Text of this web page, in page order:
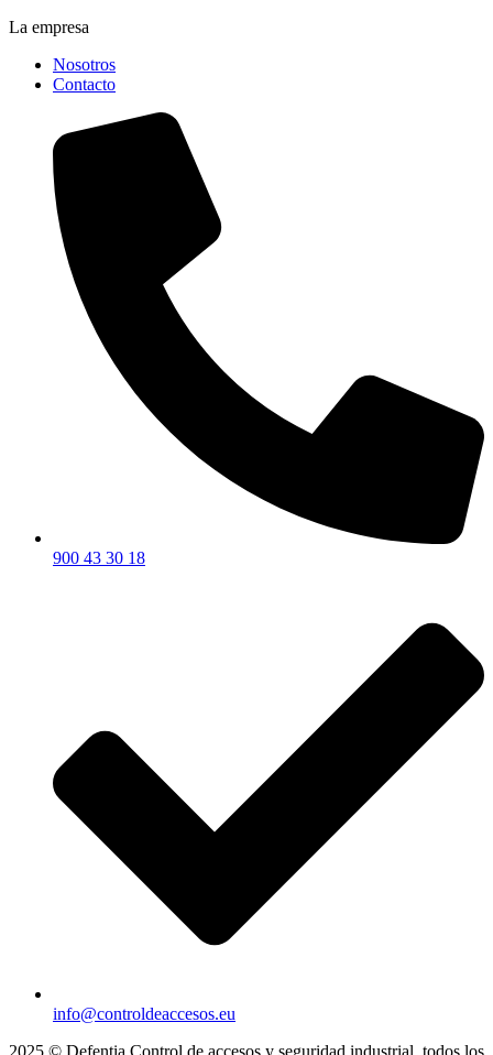
La empresa
Nosotros
Contacto
900 43 30 18
info@controldeaccesos.eu
2025 © Defentia Control de accesos y seguridad industrial. todos los